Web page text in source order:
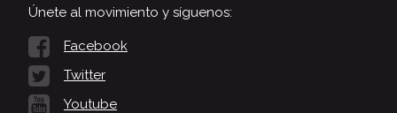
Únete al movimiento y síguenos:
Facebook
Twitter
Youtube